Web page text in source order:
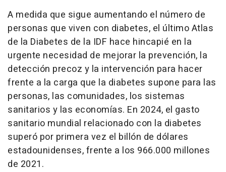
A medida que sigue aumentando el número de
personas que viven con diabetes, el último Atlas
de la Diabetes de la IDF hace hincapié en la
urgente necesidad de mejorar la prevención, la
detección precoz y la intervención para hacer
frente a la carga que la diabetes supone para las
personas, las comunidades, los sistemas
sanitarios y las economías. En 2024, el gasto
sanitario mundial relacionado con la diabetes
superó por primera vez el billón de dólares
estadounidenses, frente a los 966.000 millones
de 2021.